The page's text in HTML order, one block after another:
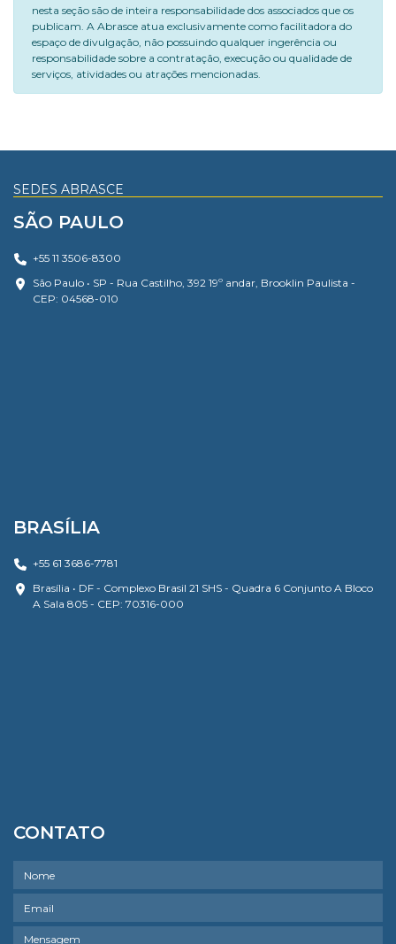
nesta seção são de inteira responsabilidade dos associados que os
publicam. A Abrasce atua exclusivamente como facilitadora do
espaço de divulgação, não possuindo qualquer ingerência ou
responsabilidade sobre a contratação, execução ou qualidade de
serviços, atividades ou atrações mencionadas.
SEDES ABRASCE
SÃO PAULO
+55 11 3506-8300
São Paulo • SP - Rua Castilho, 392 19º andar, Brooklin Paulista -
CEP: 04568-010
BRASÍLIA
+55 61 3686-7781
Brasília • DF - Complexo Brasil 21 SHS - Quadra 6 Conjunto A Bloco
A Sala 805 - CEP: 70316-000
CONTATO